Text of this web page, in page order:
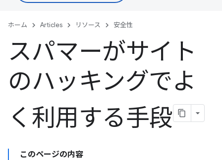
ホーム Articles リソース 安全性
スパマーがサイト
のハッキングでよ
く利用する手段
このページの内容